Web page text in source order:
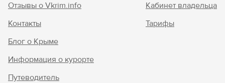
Отзывы о Vkrim.info
Контакты
Блог о Крыме
Информация о курорте
Путеводитель
Кабинет владельца
Тарифы